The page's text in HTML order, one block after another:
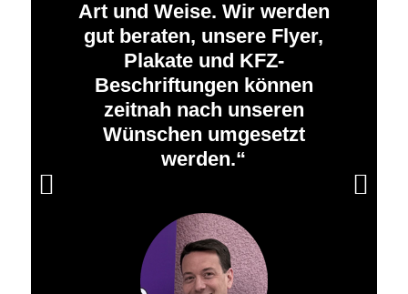
Art und Weise. Wir werden
gut beraten, unsere Flyer,
Plakate und KFZ-
Beschriftungen können
zeitnah nach unseren
Wünschen umgesetzt
werden.